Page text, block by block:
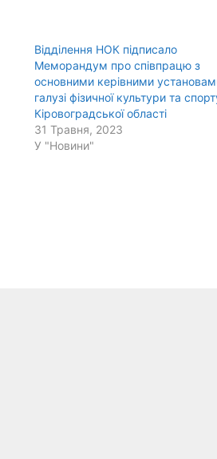
Відділення НОК підписало
Меморандум про співпрацю з
основними керівними
галузі фізичної культури та
Кіровоградської області
31 Травня, 2023
У "Новини"